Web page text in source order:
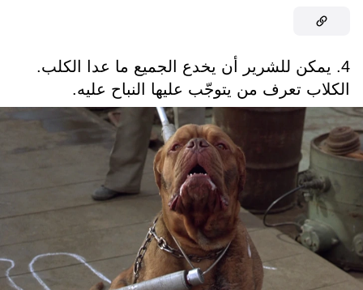
4. يمكن للشرير أن يخدع الجميع ما عدا الكلب.
الكلاب تعرف من يتوجّب عليها النباح عليه.